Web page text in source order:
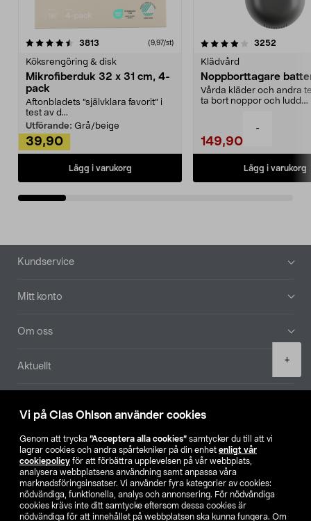
Vi på Clas Ohlson använder cookies
Genom att trycka ”Acceptera alla cookies” samtycker du till att vi
lagrar cookies och andra spårtekniker på din enhet enligt vår
cookiepolicy för att förbättra upplevelsen på vår webbplats,
analysera webbplatsens användning samt anpassa våra
marknadsföringsinsatser. Vi använder fyra kategorier av cookies:
nödvändiga, funktionella, analys och annonsering. För nödvändiga
cookies krävs inte ditt samtycke eftersom dessa cookies är
nödvändiga för att innehållet på webbplatsen ska kunna fungera. Om
-
+
3813 (9,97/st)
Köksrengöring & disk
Mikrofiberduk 32 x 31 cm, 4-
pack
Aftonbladets "självklara favorit” i
test av d...
Utförande: Grå/beige
39,90
Lägg i varukorg
4.0av 5 stjärnor 3252
Klädvård
Noppborttagare
Vårda kläder och andra
ta bort noppor och ludd.
149,90
Lägg i varukorg
4.5av 5 stjärnor
Sidfot
Kundservice
Mitt konto
Om oss
Aktuellt
Hitta butik
SE NO FI